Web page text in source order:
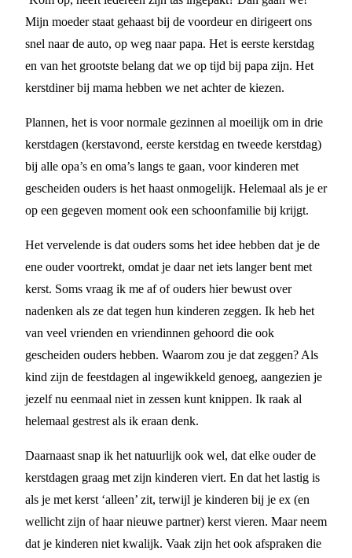
Mijn moeder staat gehaast bij de voordeur en dirigeert ons
snel naar de auto, op weg naar papa. Het is eerste kerstdag
en van het grootste belang dat we op tijd bij papa zijn. Het
kerstdiner bij mama hebben we net achter de kiezen.
Plannen, het is voor normale gezinnen al moeilijk om in drie
kerstdagen (kerstavond, eerste kerstdag en tweede kerstdag)
bij alle opa’s en oma’s langs te gaan, voor kinderen met
gescheiden ouders is het haast onmogelijk. Helemaal als je er
op een gegeven moment ook een schoonfamilie bij krijgt.
Het vervelende is dat ouders soms het idee hebben dat je de
ene ouder voortrekt, omdat je daar net iets langer bent met
kerst. Soms vraag ik me af of ouders hier bewust over
nadenken als ze dat tegen hun kinderen zeggen. Ik heb het
van veel vrienden en vriendinnen gehoord die ook
gescheiden ouders hebben. Waarom zou je dat zeggen? Als
kind zijn de feestdagen al ingewikkeld genoeg, aangezien je
jezelf nu eenmaal niet in zessen kunt knippen. Ik raak al
helemaal gestrest als ik eraan denk.
Daarnaast snap ik het natuurlijk ook wel, dat elke ouder de
kerstdagen graag met zijn kinderen viert. En dat het lastig is
als je met kerst ‘alleen’ zit, terwijl je kinderen bij je ex (en
wellicht zijn of haar nieuwe partner) kerst vieren. Maar neem
dat je kinderen niet kwalijk. Vaak zijn het ook afspraken die